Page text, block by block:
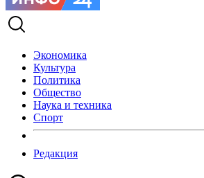
Экономика
Культура
Политика
Общество
Наука и техника
Спорт
Редакция